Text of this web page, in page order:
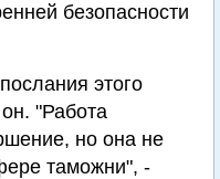
безопасности
этого
"Работа
но она не
таможни", -